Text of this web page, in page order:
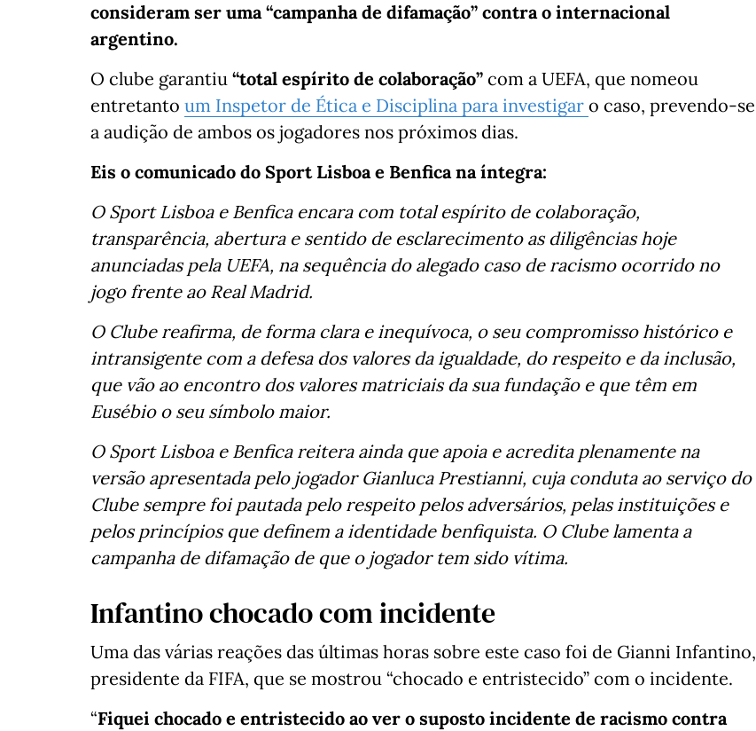
consideram ser uma “campanha de difamação” contra o internacional
argentino.
O clube garantiu “total espírito de colaboração” com a UEFA, que nomeou
entretanto um Inspetor de Ética e Disciplina para investigar o caso, prevendo-se
a audição de ambos os jogadores nos próximos dias.
Eis o comunicado do Sport Lisboa e Benfica na íntegra:
O Sport Lisboa e Benfica encara com total espírito de colaboração,
transparência, abertura e sentido de esclarecimento as diligências hoje
anunciadas pela UEFA, na sequência do alegado caso de racismo ocorrido no
jogo frente ao Real Madrid.
O Clube reafirma, de forma clara e inequívoca, o seu compromisso histórico e
intransigente com a defesa dos valores da igualdade, do respeito e da inclusão,
que vão ao encontro dos valores matriciais da sua fundação e que têm em
Eusébio o seu símbolo maior.
O Sport Lisboa e Benfica reitera ainda que apoia e acredita plenamente na
versão apresentada pelo jogador Gianluca Prestianni, cuja conduta ao serviço do
Clube sempre foi pautada pelo respeito pelos adversários, pelas instituições e
pelos princípios que definem a identidade benfiquista. O Clube lamenta a
campanha de difamação de que o jogador tem sido vítima.
Infantino chocado com incidente
Uma das várias reações das últimas horas sobre este caso foi de Gianni Infantino,
presidente da FIFA, que se mostrou “chocado e entristecido” com o incidente.
“Fiquei chocado e entristecido ao ver o suposto incidente de racismo contra